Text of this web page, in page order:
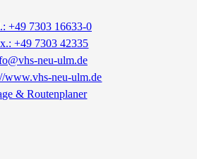
+49 7303 16633-0
+49 7303 42335
neu-ulm.de
www.vhs-neu-ulm.de
& Routenplaner